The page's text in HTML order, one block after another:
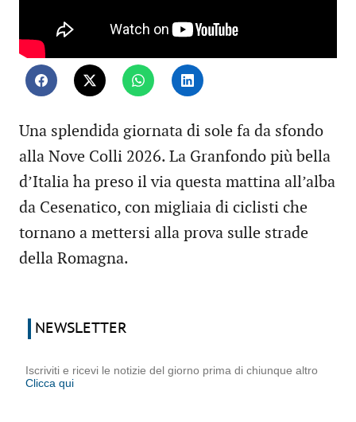
Una splendida giornata di sole fa da sfondo
alla Nove Colli 2026. La Granfondo più bella
d’Italia ha preso il via questa mattina all’alba
da Cesenatico, con migliaia di ciclisti che
tornano a mettersi alla prova sulle strade
della Romagna.
NEWSLETTER
Iscriviti e ricevi le notizie del giorno prima di chiunque altro
Clicca qui